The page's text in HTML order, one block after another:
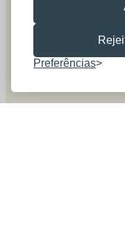
Preferências